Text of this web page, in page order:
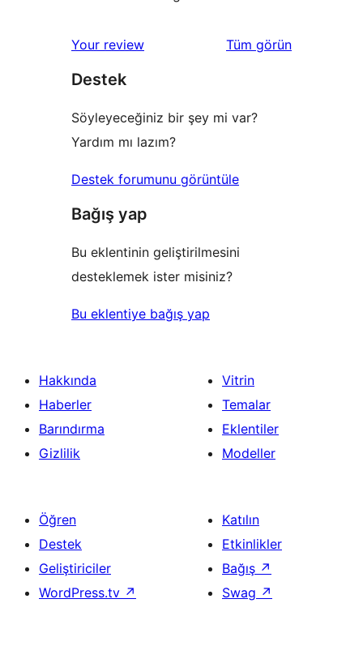
Your review Tüm değerlendirmeleri
görün
Destek
Söyleyeceğiniz bir şey mi var?
Yardım mı lazım?
Destek forumunu görüntüle
Bağış yap
Bu eklentinin geliştirilmesini
desteklemek ister misiniz?
Bu eklentiye bağış yap
Hakkında
Haberler
Barındırma
Gizlilik
Vitrin
Temalar
Eklentiler
Modeller
Öğren
Destek
Geliştiriciler
WordPress.tv ↗
Katılın
Etkinlikler
Bağış ↗
Swag ↗